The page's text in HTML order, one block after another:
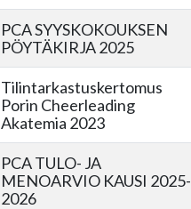
PCA SYYSKOKOUKSEN
PÖYTÄKIRJA 2025
Tilintarkastuskertomus
Porin Cheerleading
Akatemia 2023
PCA TULO- JA
MENOARVIO KAUSI 2025-
2026